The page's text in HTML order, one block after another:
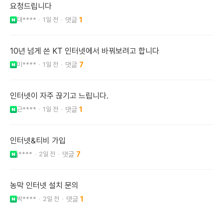
요청드립니다
대**** 1일 전 1
10년 넘게 쓴 KT 인터넷에서 바꿔보려고 합니다
미**** 1일 전 7
인터넷이 자주 끊기고 느립니다.
근**** 1일 전 1
인터넷&티비 가입
j**** 2일 전 7
농막 인터넷 설치 문의
박**** 2일 전 1